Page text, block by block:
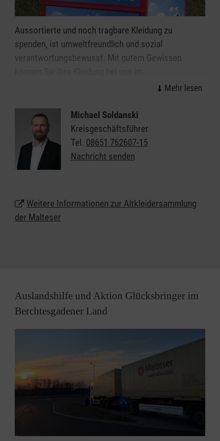
Aussortierte und noch tragbare Kleidung zu
spenden, ist umweltfreundlich und sozial
verantwortungsbewusst. Mit gutem Gewissen
Berchtesgadener Land in unsere Altkleidercontainer
überprüfte, karitative Verwertung. Mit den Erlösen
aus dem Verkauf Ihrer Altkleiderspenden finanzieren
wir unsere sozialen und humanitären Projekte, die
wir für Betroffene kostenlos anbieten.
Kommen Sie wieder, wenn der Container
geleert ist!
Regen macht Ihre Spende unbrauchbar
Interessierte öffnen die Säcke und
Zusätzliches Risiko: Sperrmüll wird
dann oft dazu gestellt.
Herzlichen Dank für’s Mitmachen!
Michael Soldanski
Kreisgeschäftsführer
Tel. 08651 762607-15
Nachricht senden
Weitere Informationen zur Altkleidersammlung
der Malteser
Auslandshilfe und Aktion Glücksbringer im
Berchtesgadener Land